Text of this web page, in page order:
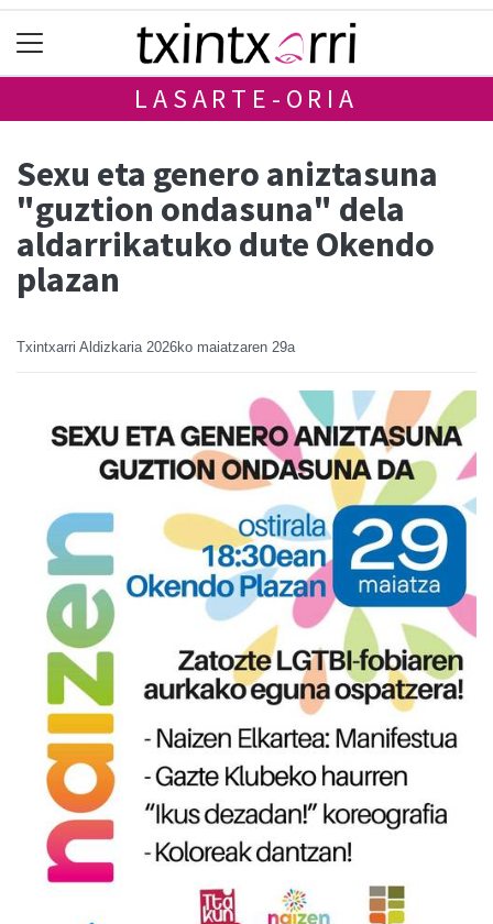
LASARTE-ORIA
Sexu eta genero aniztasuna
"guztion ondasuna" dela
aldarrikatuko dute Okendo
plazan
Txintxarri Aldizkaria 2026ko maiatzaren 29a